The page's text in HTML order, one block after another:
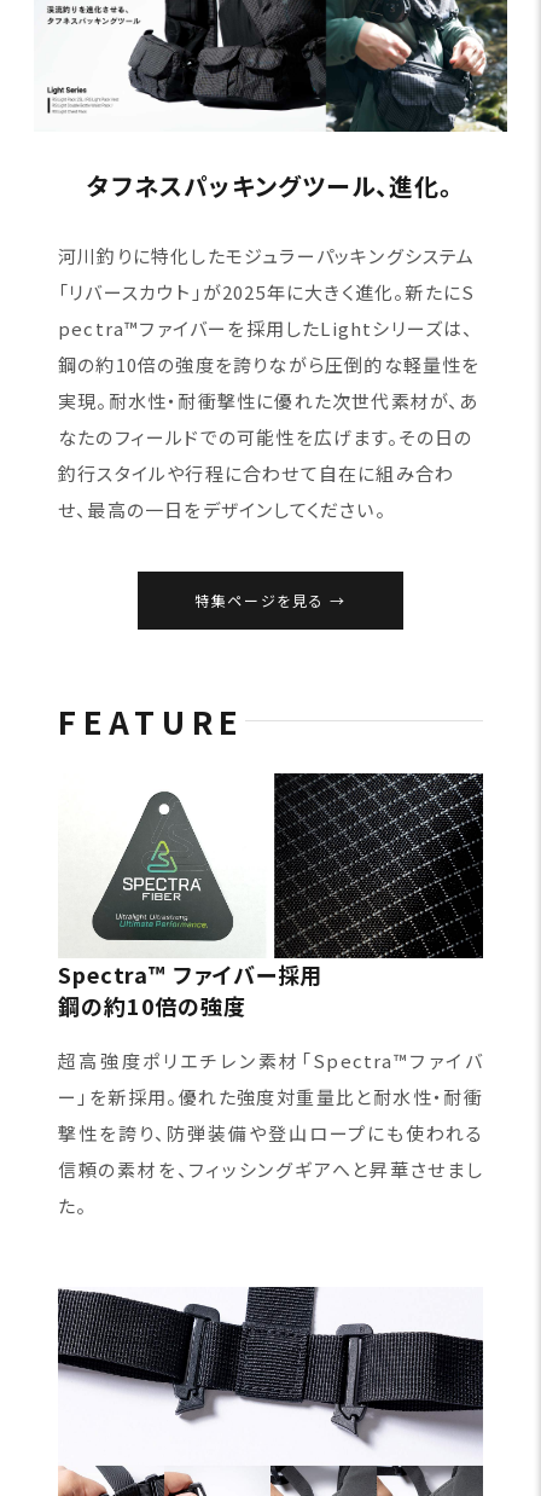
タフネスパッキングツール、進化。
河川釣りに特化したモジュラーパッキングシステム
「リバースカウト」が2025年に大きく進化。新たにS
pectra™ファイバーを採用したLightシリーズは、
鋼の約10倍の強度を誇りながら圧倒的な軽量性を
実現。耐水性・耐衝撃性に優れた次世代素材が、あ
なたのフィールドでの可能性を広げます。その日の
釣行スタイルや行程に合わせて自在に組み合わ
せ、最高の一日をデザインしてください。
特集ページを見る
FEATURE
Spectra™ ファイバー採用
鋼の約10倍の強度
超高強度ポリエチレン素材「Spectra™ファイバ
ー」を新採用。優れた強度対重量比と耐水性・耐衝
撃性を誇り、防弾装備や登山ロープにも使われる
信頼の素材を、フィッシングギアへと昇華させまし
た。